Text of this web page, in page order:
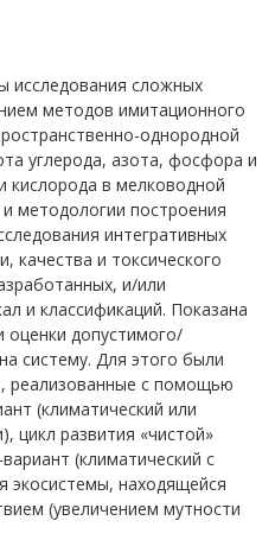
исследования сложных
методов имитационного
однородной
углерода, азота, фосфора и
кислорода в мелководной
методологии построения
интегративных
качества и токсического
и/или
и классификаций. Показана
оценки допустимого/
систему. Для этого были
реализованные с помощью
(климатический или
цикл развития «чистой»
(климатический с
экосистемы, находящейся
(увеличением мутности